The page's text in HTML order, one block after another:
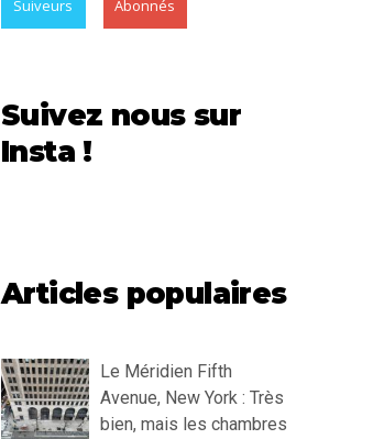
Suiveurs Abonnés
Suivez nous sur
Insta !
Articles populaires
Le Méridien Fifth
Avenue, New York : Très
bien, mais les chambres